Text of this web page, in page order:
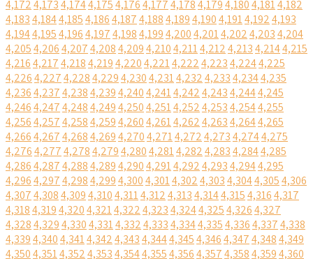
4,1724,1734,1744,1754,1764,1774,1784,1794,1804,1814,182
4,1834,1844,1854,1864,1874,1884,1894,1904,1914,1924,193
4,1944,1954,1964,1974,1984,1994,2004,2014,2024,2034,204
4,2054,2064,2074,2084,2094,2104,2114,2124,2134,2144,215
4,2164,2174,2184,2194,2204,2214,2224,2234,2244,225
4,2264,2274,2284,2294,2304,2314,2324,2334,2344,235
4,2364,2374,2384,2394,2404,2414,2424,2434,2444,245
4,2464,2474,2484,2494,2504,2514,2524,2534,2544,255
4,2564,2574,2584,2594,2604,2614,2624,2634,2644,265
4,2664,2674,2684,2694,2704,2714,2724,2734,2744,275
4,2764,2774,2784,2794,2804,2814,2824,2834,2844,285
4,2864,2874,2884,2894,2904,2914,2924,2934,2944,295
4,2964,2974,2984,2994,3004,3014,3024,3034,3044,3054,306
4,3074,3084,3094,3104,3114,3124,3134,3144,3154,3164,317
4,3184,3194,3204,3214,3224,3234,3244,3254,3264,327
4,3284,3294,3304,3314,3324,3334,3344,3354,3364,3374,338
4,3394,3404,3414,3424,3434,3444,3454,3464,3474,3484,349
4,3504,3514,3524,3534,3544,3554,3564,3574,3584,3594,360